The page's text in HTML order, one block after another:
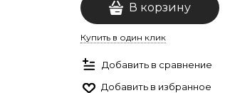
В корзину
Купить в один клик
Добавить в сравнение
Добавить в избранное